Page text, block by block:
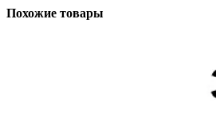
Похожие товары